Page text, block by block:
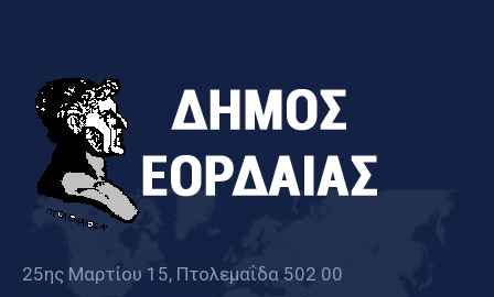
25ης Μαρτίου 15, Πτολεμαΐδα 502 00